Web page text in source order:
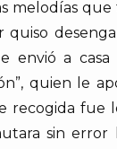
melodías
envió a
quien le
recogida
sin